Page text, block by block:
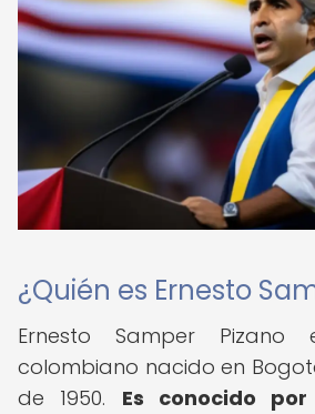
¿Quién es Ernesto
Ernesto Samper
colombiano nacido en
de 1950. Es conocido